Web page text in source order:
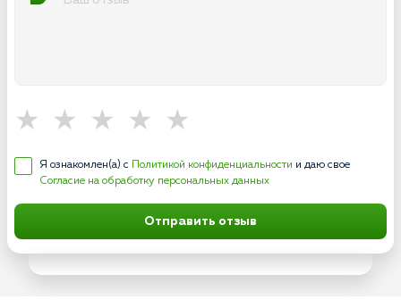
Я ознакомлен(а) с Политикой конфиденциальности и даю свое
Согласие на обработку персональных данных
Отправить отзыв